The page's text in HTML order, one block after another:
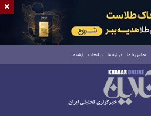
تماس با ما درباره ما تبلیغات آرشیو
×